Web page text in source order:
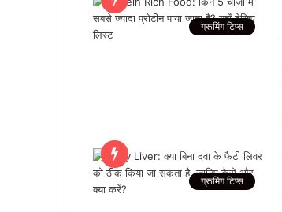
ग्रूमिंग टिप्स
ग्रूमिंग टिप्स